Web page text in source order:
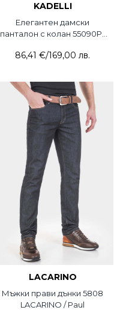
KADELLI
Елегантен дамски
панталон с колан 55090P-
86,41 €/169,00 лв.
LACARINO
Мъжки прави дънки 5808
LACARINO / Paul